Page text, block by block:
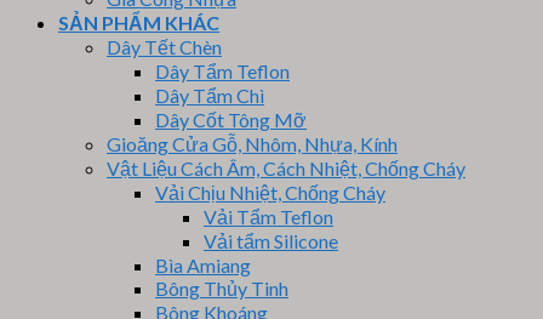
SẢN PHẨM KHÁC
Dây Tết Chèn
Dây Tẩm Teflon
Dây Tẩm Chì
Dây Cốt Tông Mỡ
Gioăng Cửa Gỗ, Nhôm, Nhựa, Kính
Vật Liệu Cách Âm, Cách Nhiệt, Chống Cháy
Vải Chịu Nhiệt, Chống Cháy
Vải Tẩm Teflon
Vải tẩm Silicone
Bìa Amiang
Bông Thủy Tinh
Bông Khoáng